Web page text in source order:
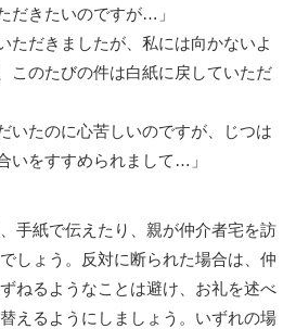
だきたいのですが…」
ただきましたが、私には向かないよ
このたびの件は白紙に戻していただ
いたのに心苦しいのですが、じつは
いをすすめられまして…」
手紙で伝えたり、親が仲介者宅を訪
しょう。反対に断られた場合は、仲
ねるようなことは避け、お礼を述べ
えるようにしましょう。いずれの場